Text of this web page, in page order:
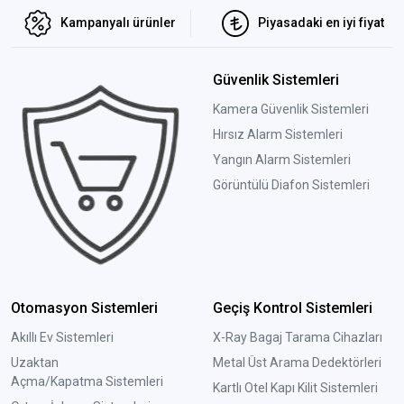
Kampanyalı ürünler Piyasadaki en iyi fiyat
Güvenlik Sistemleri
Kamera Güvenlik Sistemleri
Hırsız Alarm Sistemleri
Yangın Alarm Sistemleri
Görüntülü Diafon Sistemleri
Otomasyon Sistemleri
Akıllı Ev Sistemleri
Uzaktan
Açma/Kapatma Sistemleri
Geçiş Kontrol Sistemleri
X-Ray Bagaj Tarama Cihazları
Metal Üst Arama Dedektörleri
Kartlı Otel Kapı Kilit Sistemleri